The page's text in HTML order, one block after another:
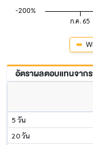
อัตราผลตอบแทนจาก
5 วัน
20 วัน